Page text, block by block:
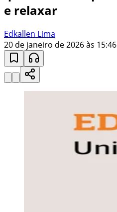
e relaxar
Edkallen Lima
20 de janeiro de 2026 às 15:46